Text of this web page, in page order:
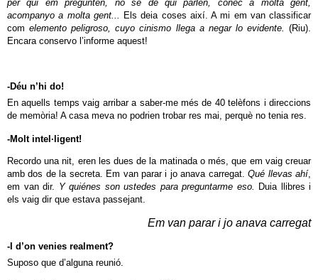
per qui em pregunten, no sé de qui parlen, conec a molta gent,
acompanyo a molta gent... Els deia coses així. A mi em van classificar
comelemento peligroso, cuyo cinismo llega a negar lo evidente.(Riu).
Encara conservo l’informe aquest!
-Déu n’hi do!
En aquells temps vaig arribar a saber-me més de 40 telèfons i direccions
de memòria! A casa meva no podrien trobar res mai, perquè no tenia res.
-Molt intel·ligent!
Recordo una nit, eren les dues de la matinada o més, que em vaig creuar
amb dos de la secreta. Em van parar i jo anava carregat.Qué llevas ahí,
em van dir. Y quiénes son ustedes para preguntarme eso. Duia llibres i
els vaig dir que estava passejant.
Em van parar i jo anava carregat
-I d’on venies realment?
Suposo que d’alguna reunió.